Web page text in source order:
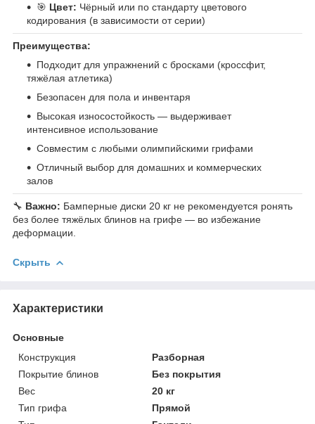
🎯 Цвет: Чёрный или по стандарту цветового
кодирования (в зависимости от серии)
Преимущества:
Подходит для упражнений с бросками (кроссфит,
тяжёлая атлетика)
Безопасен для пола и инвентаря
Высокая износостойкость — выдерживает
интенсивное использование
Совместим с любыми олимпийскими грифами
Отличный выбор для домашних и коммерческих
залов
🔧 Важно: Бамперные диски 20 кг не рекомендуется ронять
без более тяжёлых блинов на грифе — во избежание
деформации.
Скрыть
Характеристики
Основные
Конструкция
Разборная
Покрытие блинов
Без покрытия
Вес
20 кг
Тип грифа
Прямой